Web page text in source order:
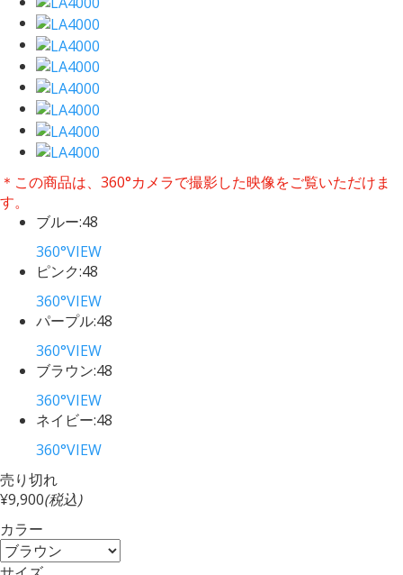
＊この商品は、360°カメラで撮影した映像をご覧いただけま
す。
ブルー:48
360°VIEW
ピンク:48
360°VIEW
パープル:48
360°VIEW
ブラウン:48
360°VIEW
ネイビー:48
360°VIEW
売り切れ
¥9,900(税込)
カラー